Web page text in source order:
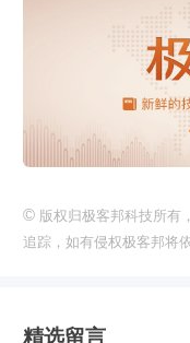
© 版权归极客邦科技所有
追踪，如有侵权极客邦将
精选留言